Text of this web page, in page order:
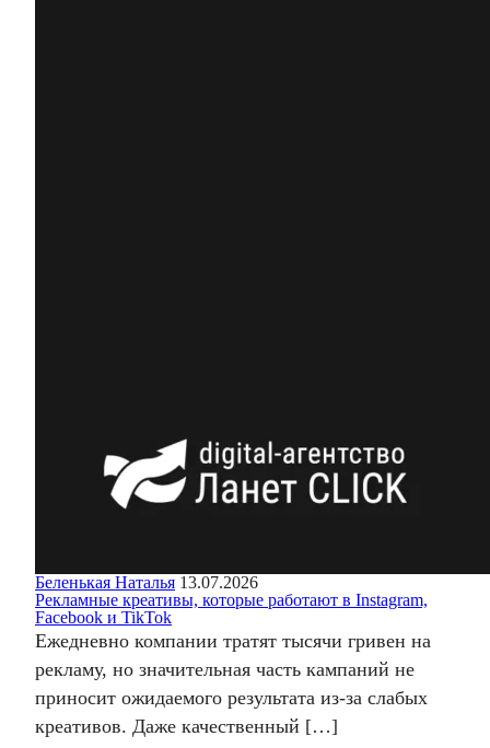
Беленькая Наталья 13.07.2026
Рекламные креативы, которые работают в Instagram,
Facebook и TikTok
Ежедневно компании тратят тысячи гривен на
рекламу, но значительная часть кампаний не
приносит ожидаемого результата из-за слабых
креативов. Даже качественный […]